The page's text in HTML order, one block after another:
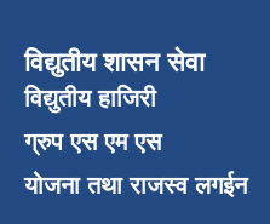
विद्युतीय शासन सेवा
विद्युतीय हाजिरी
ग्रुप एस एम एस
योजना तथा राजस्व लगईन